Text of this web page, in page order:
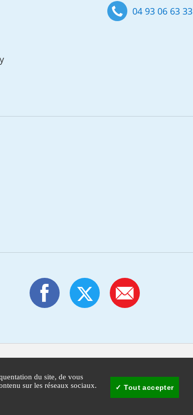
04 93 06 63 33
du site, de vous
sur les réseaux sociaux.
Tout accepter